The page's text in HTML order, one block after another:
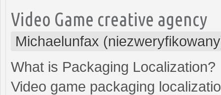
Video Game creative agency
Michaelunfax
What is Packaging Localization?
Video game packaging